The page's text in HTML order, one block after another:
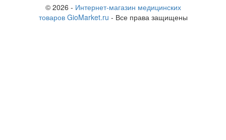
© 2026 - Интернет-магазин медицинских
товаров GioMarket.ru - Все права защищены